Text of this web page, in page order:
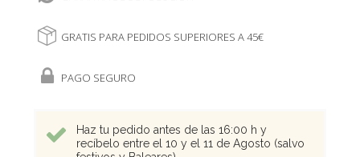
GRATIS PARA PEDIDOS SUPERIORES A 45€
PAGO SEGURO
Haz tu pedido antes de las 16:00 h y
recíbelo entre el 10 y el 11 de Agosto (salvo